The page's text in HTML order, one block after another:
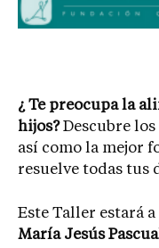
¿ Te preocupa la
hijos?Descubre
así como la mejor
resuelve todas tus
Este Taller estará
María Jesús